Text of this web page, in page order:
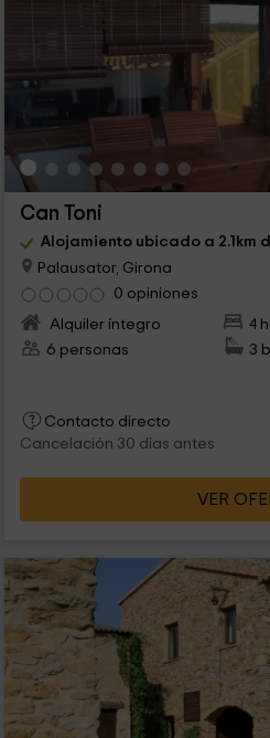
Can Toni
Alojamiento ubicado a 2.1km
Palausator, Girona
0 opiniones
Alquiler íntegro
4
6 personas
3
Contacto directo
Cancelación 30 días antes
VER